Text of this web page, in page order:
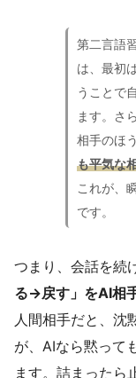
第二言語
は、最初
うことで
ます。さ
相手のほ
も平気な
これが、
です。
つまり、会話を続
る→戻す」をAI相
人間相手だと、沈
が、AIなら黙って
ます。詰まったら